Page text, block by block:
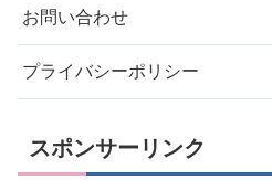
お問い合わせ
プライバシーポリシー
スポンサーリンク